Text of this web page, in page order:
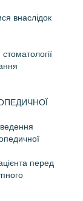
внаслідок
перед